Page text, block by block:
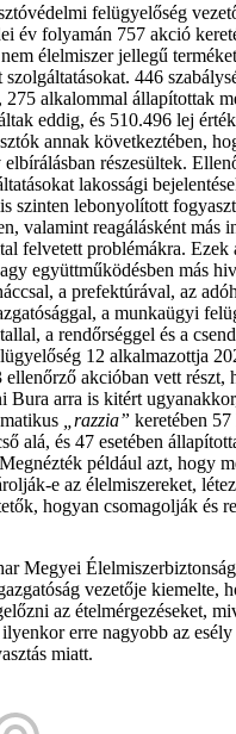
felügyelőség
év folyamán 757 akció
élelmiszer jellegű
446
alkalommal állapítottak
eddig, és 510.496 lej
annak következtében,
részesültek.
lakossági
szinten lebonyolított
valamint reagálásként más
felvetett problémákra.
együttműködésben más
a prefektúrával, az
a munkaügyi
a rendőrséggel és a
12 alkalmazottja
ellenőrző akcióban vett részt,
Bura arra is kitért
„razzia” keretében
alá, és 47 esetében
például azt, hogy
e az élelmiszereket,
hogyan csomagolják és
Megyei
vezetője kiemelte,
az ételmérgezéseket,
erre nagyobb az esély
miatt.